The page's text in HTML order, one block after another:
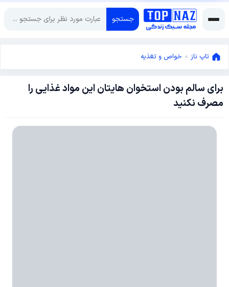
جستجو
تاپ ناز » خواص و تغذیه
برای سالم بودن استخوان هایتان این مواد غذایی را
مصرف نکنید
آوریل
14,